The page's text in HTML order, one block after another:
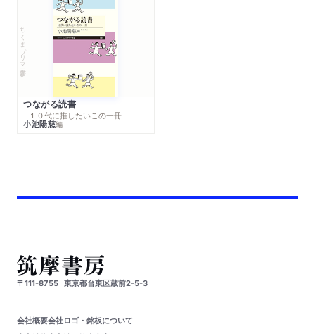
ちくまプリマー新書
つながる読書
─１０代に推したいこの一冊
小池陽慈編
〒111-8755 東京都台東区蔵前2-5-3
会社概要会社ロゴ・銘板について